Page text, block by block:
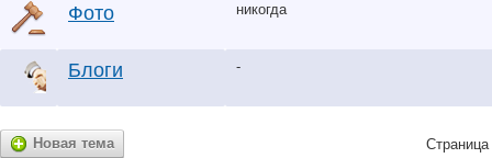
Фото никогда
Блоги -
Новая тема Страница